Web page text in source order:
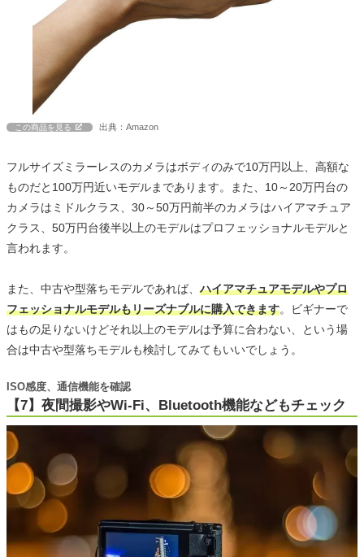
この商品を見る 出典：Amazon
フルサイズミラーレスのカメラはボディのみで10万円以上、高額な
ものだと100万円近いモデルまであります。また、10～20万円台の
カメラはミドルクラス、30～50万円前半のカメラはハイアマチュア
クラス、50万円台後半以上のモデルはプロフェッショナルモデルと
言われます。
また、中古や型落ちモデルであれば、ハイアマチュアモデルやプロ
フェッショナルモデルもリーズナブルに購入できます。ビギナーで
はもの足りないけどそれ以上のモデルは予算に合わない、という場
合は中古や型落ちモデルも検討してみてもいいでしょう。
【7】夜間撮影やWi-Fi、Bluetooth機能などもチェック
ISO感度、通信機能を確認